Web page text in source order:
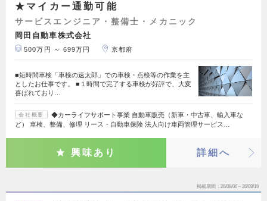
★マイカー通勤可能
サービスエンジニア・整備士・メカニック
岡田自動車株式会社
500万円 ～ 699万円 京都府
■短時間車検「車検の速太郎」での車検・点検等の作業を主
としたお仕事です。 ■１時間で完了する車検が好評で、大変
喜ばれており…
会社概要
◆カーライフサポート事業 自動車販売（新車・中古車、輸入車な
ど） 車検、整備、修理 リース・自動車保険 法人向け車両管理サービス…
興味あり 詳細へ
掲載期間 26/08/06～26/08/19